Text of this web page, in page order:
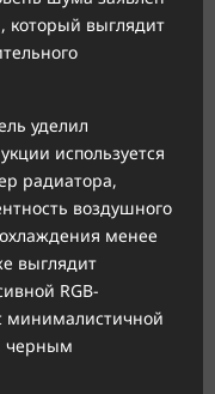
который выглядит
уделил
используется
радиатора,
воздушного
менее
выглядит
RGB-
минималистичной
черным